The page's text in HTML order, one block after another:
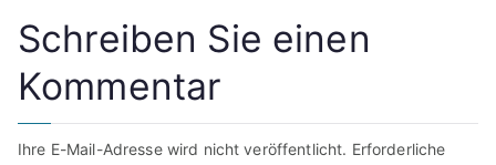
Schreiben Sie einen
Kommentar
Ihre E-Mail-Adresse wird nicht veröffentlicht. Erforderliche